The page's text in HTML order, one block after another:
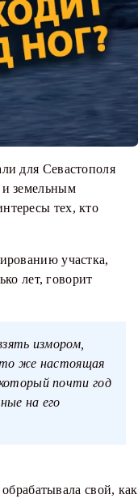
для Севастополя
земельным
тех, кто
участка,
лет, говорит
измором,
же настоящая
почти год
на его
свой, как